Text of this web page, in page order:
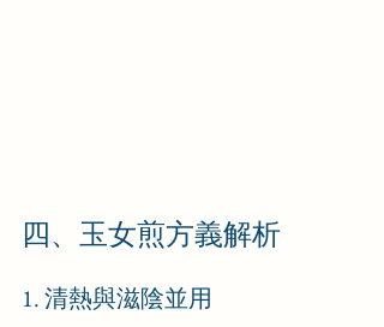
四、玉女煎方義解析
1. 清熱與滋陰並用